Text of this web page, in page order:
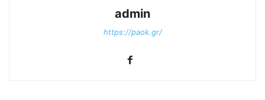
admin
https://paok.gr/